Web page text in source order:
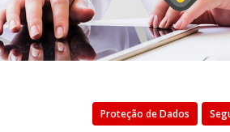
Proteção de Dados